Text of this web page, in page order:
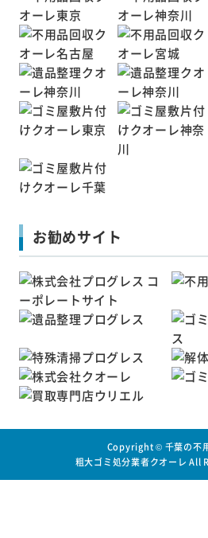
お勧めサイト
Copyright © 千葉の不
粗大ゴミ処分業者クオーレ All